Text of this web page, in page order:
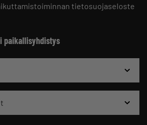
tietosuojaseloste
paikallisyhdistys